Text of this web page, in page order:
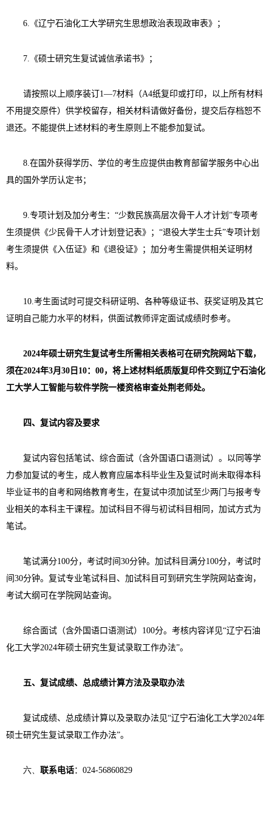
6. 《辽宁石油化工大学研究生思想政治表现政审表》；
7. 《硕士研究生复试诚信承诺书》；
请按照以上顺序装订 1 —7材料（A4纸复印或打印，以上所有材料
不用提交原件）供学校留存，相关材料请做好备份，提交后存档恕不
退还。不能提供上述材料的考生原则上不能参加复试。
8. 在国外获得学历、学位的考生应提供由教育部留学服务中心出
具的国外学历认定书；
9. 专项计划及加分考生：“少数民族高层次骨干人才计划”专项考
生须提供《少民骨干人才计划登记表》；“退役大学生士兵”专项计划
考生须提供《入伍证》和《退役证》；加分考生需提供相关证明材
料。
10. 考生面试时可提交科研证明、各种等级证书、获奖证明及其它
证明自己能力水平的材料，供面试教师评定面试成绩时参考。
2024年硕士研究生复试考生所需相关表格可在研究院网站下载，
须在2024年3月 30 日 10： 00，将上述材料纸质版复印件交到辽宁石油化
工大学人工智能与软件学院一楼资格审查处荆老师处。
四、复试内容及要求
复试内容包括笔试、综合面试（含外国语口语测试）。以同等学
力参加复试的考生，成人教育应届本科毕业生及复试时尚未取得本科
毕业证书的自考和网络教育考生，在复试中须加试至少两门与报考专
业相关的本科主干课程。加试科目不得与初试科目相同，加试方式为
笔试。
笔试满分100分，考试时间 30分钟。加试科目满分100分，考试时
间 30分钟。复试专业笔试科目、加试科目可到研究生学院网站查询，
考试大纲可在学院网站查询。
综合面试（含外国语口语测试） 100分。考核内容详见“辽宁石油
化工大学2024年硕士研究生复试录取工作办法”。
五、复试成绩、总成绩计算方法及录取办法
复试成绩、总成绩计算以及录取办法见“辽宁石油化工大学2024年
硕士研究生复试录取工作办法”。
六、 联系电话： 024-56860829